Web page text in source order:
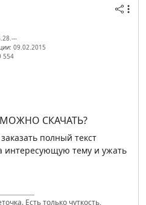
09.02.2015
554
МОЖНО СКАЧАТЬ?
полный текст
интересующую тему и ужать
Есть только чуткость,